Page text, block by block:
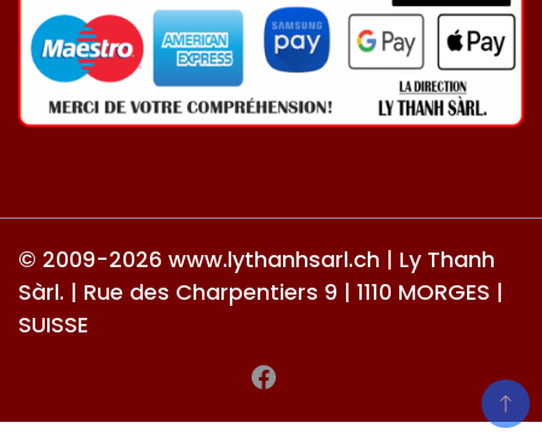
© 2009-2026 www.lythanhsarl.ch | Ly Thanh
Sàrl. | Rue des Charpentiers 9 | 1110 MORGES |
SUISSE